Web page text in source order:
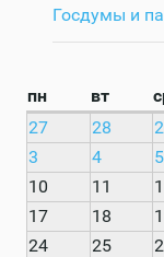
Госдумы и
пн
вт
27
28
3
4 5
10
11
17
18
24
25